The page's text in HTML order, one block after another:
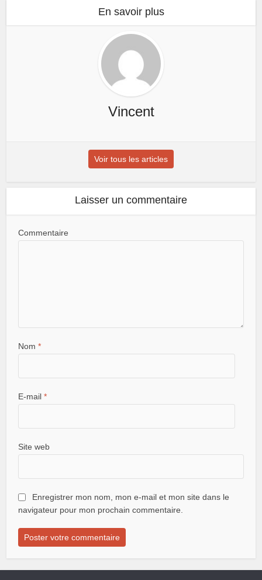
En savoir plus
Vincent
Voir tous les articles
Laisser un commentaire
Commentaire
Nom*
E-mail*
Site web
Enregistrer mon nom, mon e-mail et mon site dans le
navigateur pour mon prochain commentaire.